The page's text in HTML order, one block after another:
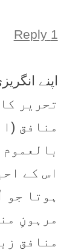
1 Reply
اپنے
تحریر
اس کے
ہوتا جو
مرہونِ
منافق